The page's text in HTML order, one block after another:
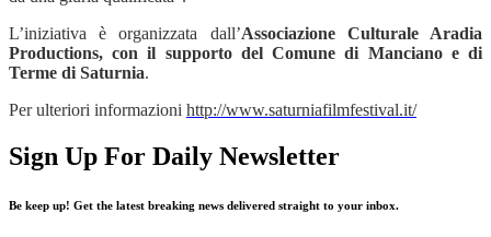
L’iniziativa è organizzata dall’Associazione Culturale Aradia
Productions, con il supporto del Comune di Manciano e di
Terme di Saturnia.
Per ulteriori informazioni http://www.saturniafilmfestival.it/
Sign Up For Daily Newsletter
Be keep up! Get the latest breaking news delivered straight to your inbox.